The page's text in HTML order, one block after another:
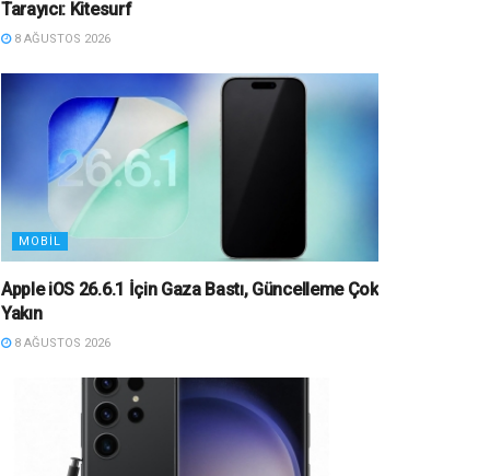
Tarayıcı: Kitesurf
8 AĞUSTOS 2026
MOBIL
Apple iOS 26.6.1 İçin Gaza Bastı, Güncelleme Çok
Yakın
8 AĞUSTOS 2026